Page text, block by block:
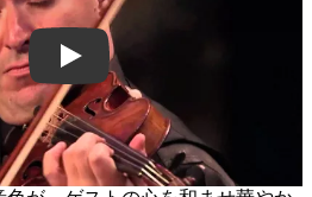
buxcrMcAsqQ